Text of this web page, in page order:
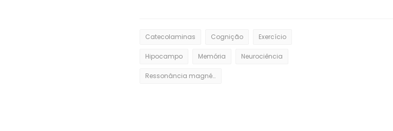
Catecolaminas Cognição Exercício
Hipocampo Memória Neurociência
Ressonância magnética funcional